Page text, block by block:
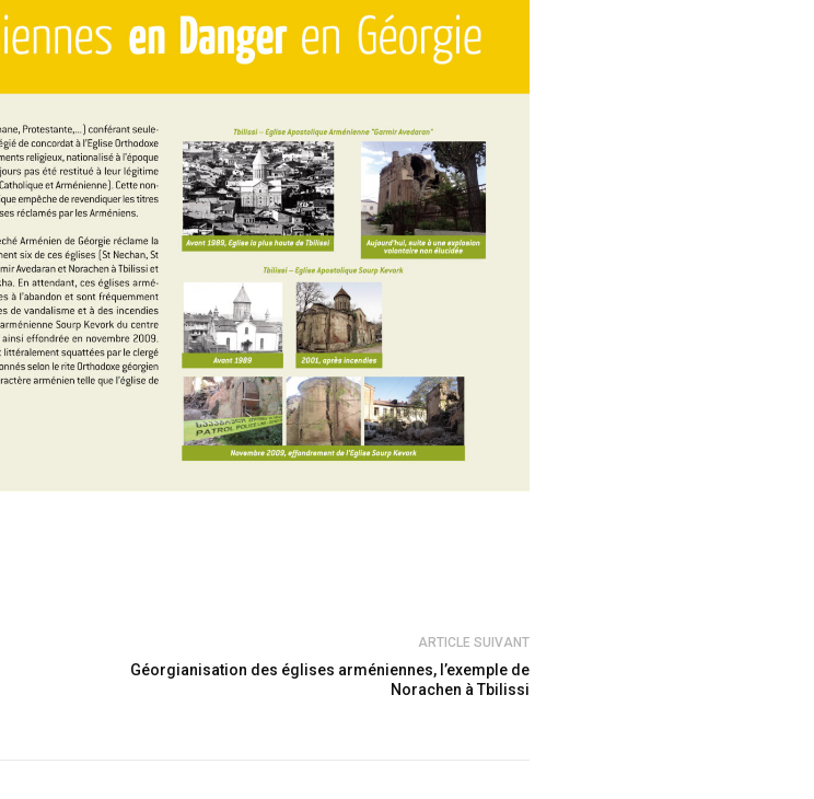
ARTICLE SUIVANT
Géorgianisation des églises arméniennes, l’exemple de
Norachen à Tbilissi